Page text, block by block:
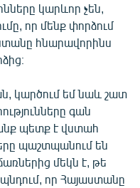
կարևոր չեն,
որ մենք փորձում
հնարավորինս
կարծում եմ նաև շատ
գան
պետք է վստահ
պաշտպանում են
մեկն է, թե
որ Հայաստանը